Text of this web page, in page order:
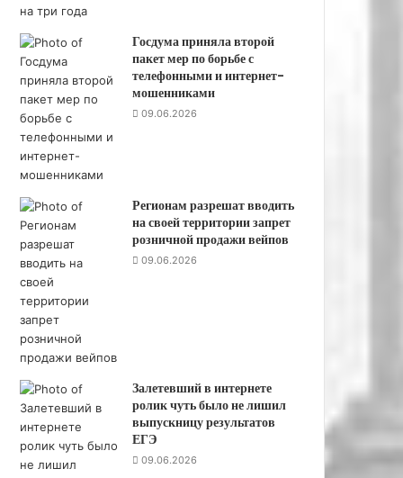
п
с
о
к
к
о
н
т
р
о
л
н
п
о
с
о
в
п
Госдума приняла второй
пакет мер по борьбе с
телефонными и интернет-
мошенниками
09.06.2026
Регионам разрешат вводить
на своей территории запрет
розничной продажи вейпов
09.06.2026
Залетевший в интернете
ролик чуть было не лишил
выпускницу результатов
ЕГЭ
09.06.2026